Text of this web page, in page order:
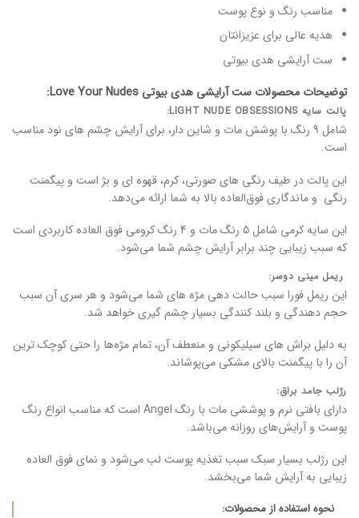
مناسب رنگ و نوع پوست
هدیه عالی برای عزیزانتان
ست آرایشی هدی بیوتی
توضیحات محصولات ست آرایشی هدی بیوتی Love Your Nudes:
پالت سایه LIGHT NUDE OBSESSIONS:
شامل 9 رنگ با پوشش مات و شاین دار، برای آرایش چشم های نود مناسب
است.
این پالت در طیف رنگی های صورتی، کرم، قهوه ای و بژ است و پیگمنت
رنگی و ماندگاری فوق‌العاده بالا به شما ارائه می‌دهد.
این سایه کرمی شامل 5 رنگ مات و 4 رنگ کرومی فوق العاده کاربردی است
که سبب زیبایی چند برابر آرایش چشم شما می‌شود.
ریمل مینی دوسر:
این ریمل فورا سبب حالت دهی مژه های شما می‌شود و هر سری آن سبب
حجم دهندگی و بلند کنندگی بسیار چشم گیری خواهد شد.
به دلیل براش های سیلیکونی و منعطف آن، تمام مژه‌ها را حتی کوچک‌ ترین
آن را با پیگمنت بالای مشکی می‌پوشاند.
رژلب جامد براق:
دارای بافتی نرم و پوششی مات با رنگ Angel است که مناسب انواع رنگ
پوست و آرایش‌های روزانه می‌باشد.
این رژلب بسیار سبک سبب تغذیه پوست لب می‌شود و نمای فوق العاده
زیبایی به آرایش شما می‌بخشد.
نحوه استفاده از محصولات: